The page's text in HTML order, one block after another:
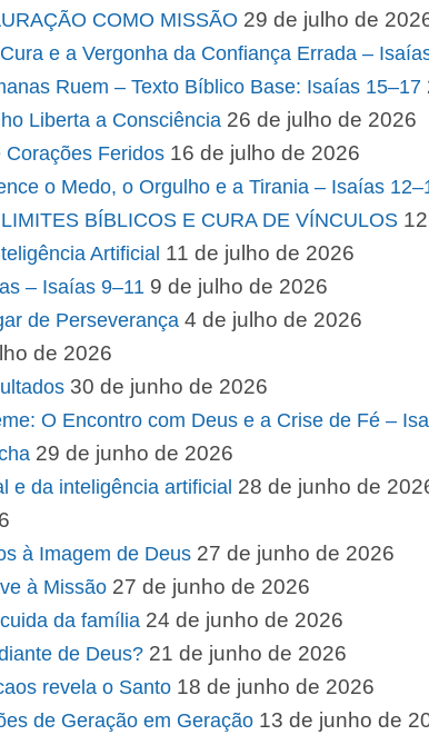
COMO MISSÃO 29 de julho de
e a Vergonha da Confiança Errada –
Ruem – Texto Bíblico Base: Isaías 15–17
Liberta a Consciência 26 de julho de 2026
Feridos 16 de julho de 2026
o Medo, o Orgulho e a Tirania – Isaías
BÍBLICOS E CURA DE VÍNCULOS
Artificial 11 de julho de 2026
– Isaías 9–11 9 de julho de 2026
de Perseverança 4 de julho de 2026
de 2026
30 de junho de 2026
O Encontro com Deus e a Crise de Fé –
29 de junho de 2026
e da inteligência artificial 28 de junho de
à Imagem de Deus 27 de junho de 2026
à Missão 27 de junho de 2026
da família 24 de junho de 2026
de Deus? 21 de junho de 2026
revela o Santo 18 de junho de 2026
de Geração em Geração 13 de junho de